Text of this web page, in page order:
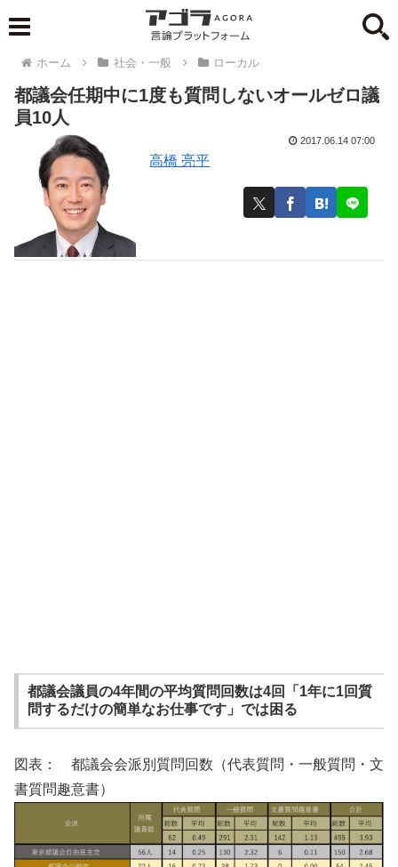
ホーム 社会・一般 ローカル
都議会任期中に1度も質問しないオールゼロ議
員10人
高橋 亮平
2017.06.14 07:00
都議会議員の4年間の平均質問回数は4回「1年に1回質
問するだけの簡単なお仕事です」では困る
図表： 都議会会派別質問回数（代表質問・一般質問・文
書質問趣意書）